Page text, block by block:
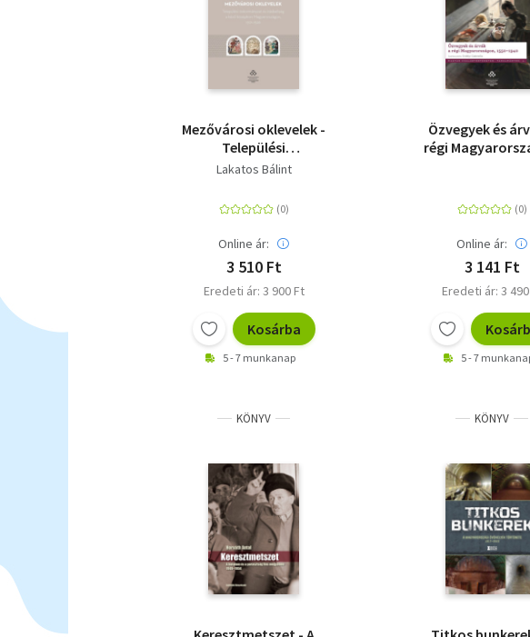
Mezővárosi oklevelek -
Települési
önkormányzat és
középkori
Magyarországon,
1301-1526
Lakatos Bálint
Online ár:
3 510 Ft
Eredeti ár: 3 900 Ft
Kosárba
5 - 7 munkanap
Özvegyek és
régi
Online ár:
3 141 Ft
Eredeti ár: 3
5 - 7
KÖNYV KÖNYV